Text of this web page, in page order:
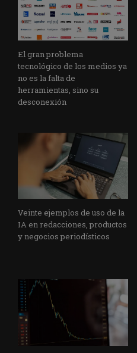
El gran problema
tecnológico de los medios ya
no es la falta de
herramientas, sino su
desconexión
Veinte ejemplos de uso de la
IA en redacciones, productos
y negocios periodísticos